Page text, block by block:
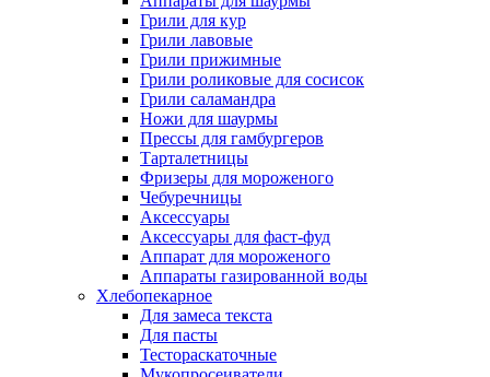
Грили для кур
Грили лавовые
Грили прижимные
Грили роликовые для сосисок
Грили саламандра
Ножи для шаурмы
Прессы для гамбургеров
Тарталетницы
Фризеры для мороженого
Чебуречницы
Аксессуары
Аксессуары для фаст-фуд
Аппарат для мороженого
Аппараты газированной воды
Хлебопекарное
Для замеса текста
Для пасты
Тестораскаточные